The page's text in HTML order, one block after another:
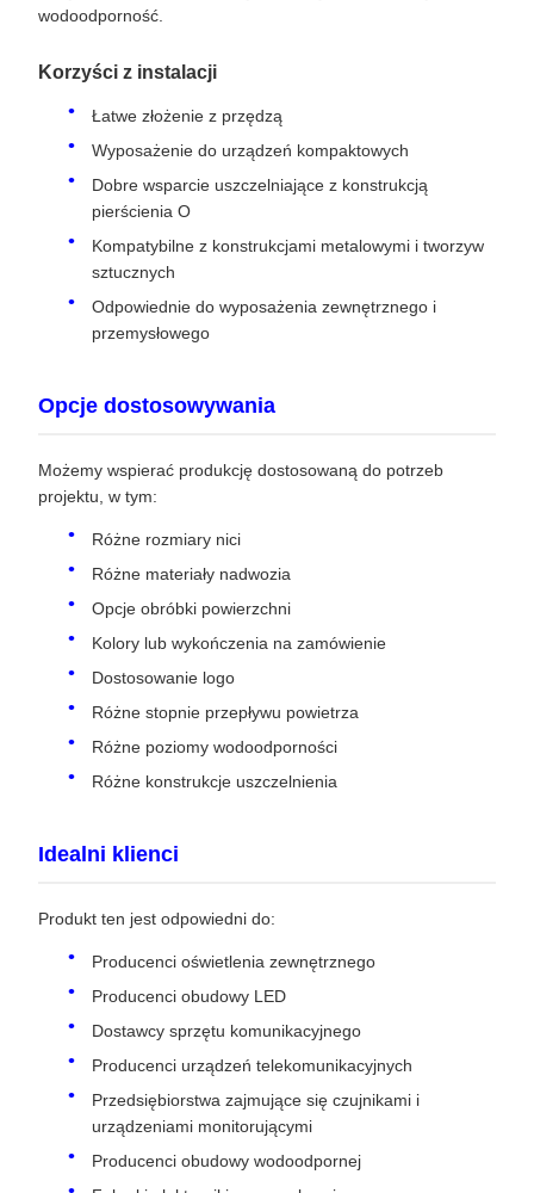
wodoodporność.
Korzyści z instalacji
Łatwe złożenie z przędzą
Wyposażenie do urządzeń kompaktowych
Dobre wsparcie uszczelniające z konstrukcją
pierścienia O
Kompatybilne z konstrukcjami metalowymi i tworzyw
sztucznych
Odpowiednie do wyposażenia zewnętrznego i
przemysłowego
Opcje dostosowywania
Możemy wspierać produkcję dostosowaną do potrzeb
projektu, w tym:
Różne rozmiary nici
Różne materiały nadwozia
Opcje obróbki powierzchni
Kolory lub wykończenia na zamówienie
Dostosowanie logo
Różne stopnie przepływu powietrza
Różne poziomy wodoodporności
Różne konstrukcje uszczelnienia
Idealni klienci
Produkt ten jest odpowiedni do:
Producenci oświetlenia zewnętrznego
Producenci obudowy LED
Dostawcy sprzętu komunikacyjnego
Producenci urządzeń telekomunikacyjnych
Przedsiębiorstwa zajmujące się czujnikami i
urządzeniami monitorującymi
Producenci obudowy wodoodpornej